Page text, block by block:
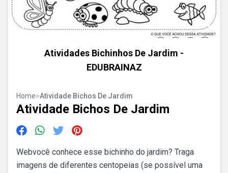
Atividades Bichinhos De Jardim -
EDUBRAINAZ
Home>Atividade Bichos De Jardim
Atividade Bichos De Jardim
Webvocê conhece esse bichinho do jardim? Traga
imagens de diferentes centopeias (se possível uma